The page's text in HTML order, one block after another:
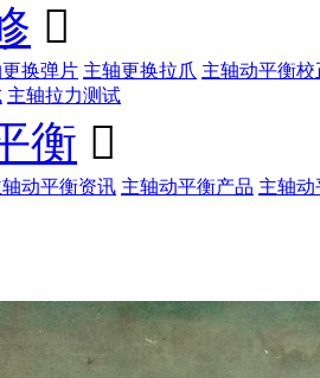

换弹片 主轴更换拉爪 主轴动平衡校
主轴拉力测试
衡 
轴动平衡资讯 主轴动平衡产品 主轴